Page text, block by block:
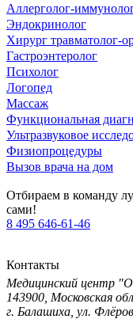
Аллерголог-
Эндокринолог
Хирург травматолог-
Гастроэнтеролог
Психолог
Логопед
Массаж
Функциональная
Ультразвуковое
Физиопроцедуры
Вызов врача на дом
Отбираем в команду
сами!
8 495 646-61-46
Контакты
Медицинский центр
143900, Московская
г. Балашиха, ул.